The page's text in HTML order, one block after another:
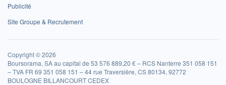
Publicité
Site Groupe & Recrutement
Copyright © 2026
Boursorama, SA au capital de 53 576 889,20 € – RCS Nanterre 351 058 151
– TVA FR 69 351 058 151 – 44 rue Traversière, CS 80134, 92772
BOULOGNE BILLANCOURT CEDEX